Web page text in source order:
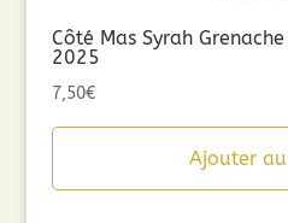
Côté Mas Syrah
2025
7,50€
Ajouter